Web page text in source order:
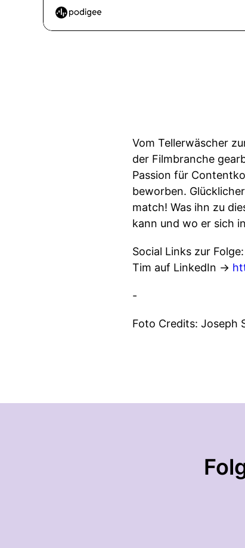
Vom Tellerwäscher
der Filmbranche
Passion für
beworben.
match! Was ihn zu
kann und wo er sich
Social Links zur
Tim auf LinkedIn ->
-
Foto Credits: Joseph